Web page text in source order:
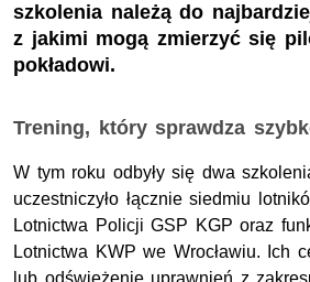
szkolenia należą do
z jakimi mogą zmierzyć się
pokładowi.
Trening, który sprawdza
W tym roku odbyły się dwa
uczestniczyło łącznie siedmiu
Lotnictwa PolicjiGSP KGP oraz
Lotnictwa KWP we Wrocławiu. Ich